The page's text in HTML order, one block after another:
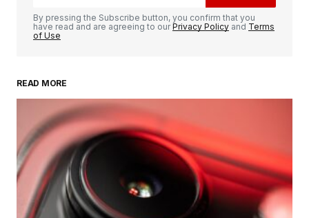
Your Name
Your E-mail*
Enregistrer mon nom, mon e-mail et mon
site dans le navigateur pour mon prochain
commentaire.
By pressing the Subscribe button, you confirm that you
have read and are agreeing to ourPrivacy Policy and Terms
of Use
READ MORE